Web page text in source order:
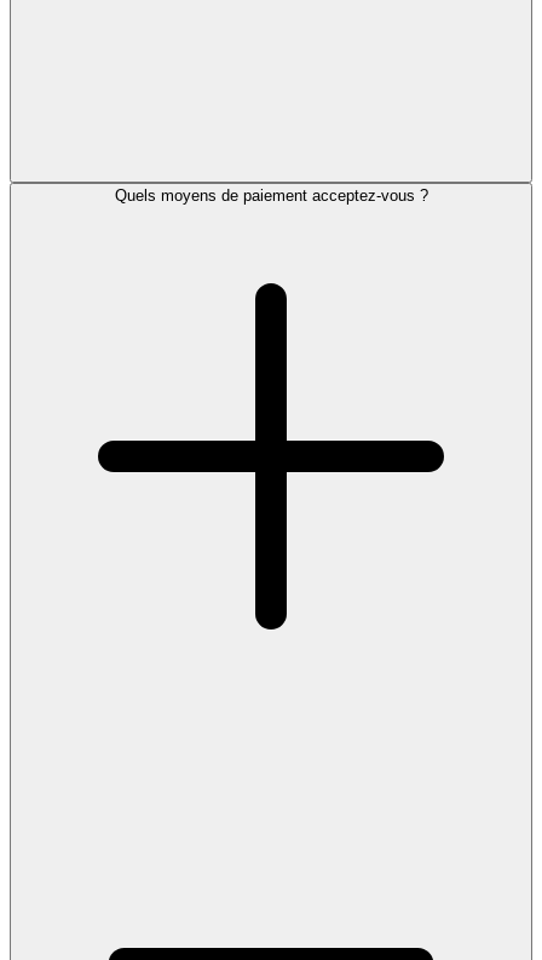
Quels moyens de paiement acceptez-vous ?